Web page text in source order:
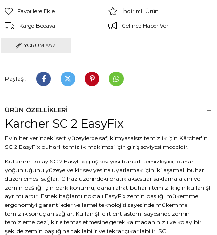
Favorilere Ekle İndirimli Ürün
Kargo Bedava Gelince Haber Ver
YORUM YAZ
Paylaş :
ÜRÜN ÖZELLIKLERI
Karcher SC 2 EasyFix
Evin her yerindeki sert yüzeylerde saf, kimyasalsız temizlik için Kärcher'in
SC 2 EasyFix buharlı temizlik makimesi için giriş seviyesi modeldir.
Kullanımı kolay SC 2 EasyFix giriş seviyesi buharlı temizleyici, buhar
yoğunluğunu yüzeye ve kir seviyesine uyarlamak için iki aşamalı buhar
düzenlemesi sağlar. Cihaz üzerindeki pratik aksesuar saklama alanı ve
zemin başlığı için park konumu, daha rahat buharlı temizlik için kullanışlı
ayrıntılardır. Esnek bağlantı noktalı EasyFix zemin başlığı mükemmel
ergonomiyi garanti eder ve lamel teknolojisi sayesinde mükemmel
temizlik sonuçları sağlar. Kullanışlı cırt cırt sistemi sayesinde zemin
temizleme bezi, kirle temas etmesine gerek kalmadan hızlı ve kolay bir
şekilde zemin başlığına takılabilir ve tekrar çıkarılabilir. SC